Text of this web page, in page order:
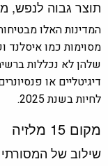
תוצר גבוה לנפש,
המדינות האלו
מסוימות כמו איסלנד
שלהן לא נכללות
לחיות בשנת 2025.
מקום 15 מלזיה
שילוב של המסורתי